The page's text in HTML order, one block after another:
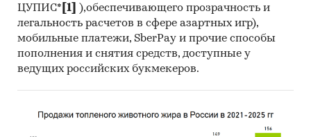
Категории: Промышленность / ... / Добыча
нефти и газа / Природный газ
Россия
ЦУПИС* [1]
),обеспечивающего прозрачность и
легальность расчетов в сфере азартных игр),
мобильные платежи, SberPay и прочие способы
пополнения и снятия средств, доступные у
ведущих российских букмекеров.